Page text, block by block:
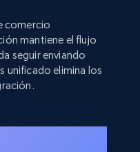
comercio
mantiene el flujo
seguir enviando
unificado elimina los